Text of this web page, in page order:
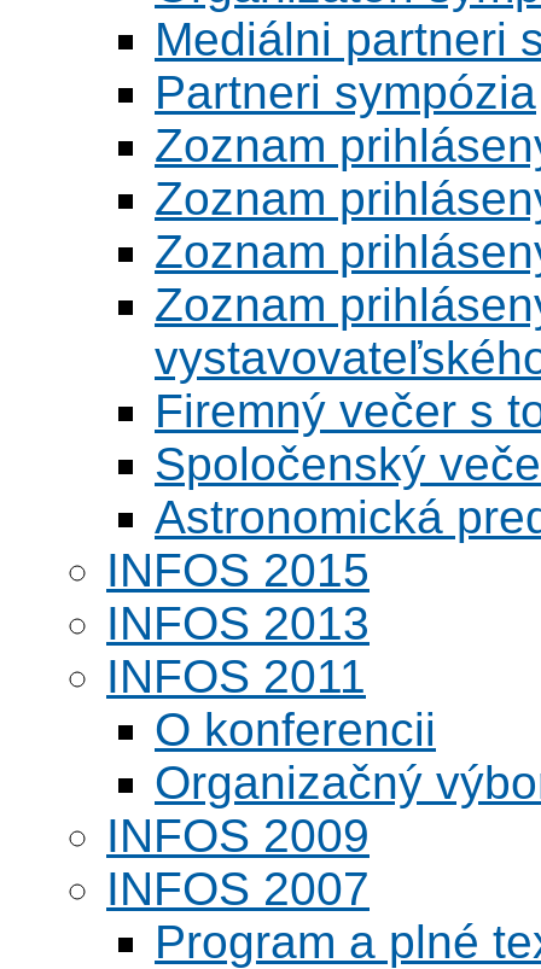
Mediálni partneri
Partneri sympózia
Zoznam
Zoznam
Zoznam
Zoznam
Firemný večer s
Spoločenský
Astronomická
INFOS 2015
INFOS 2013
INFOS 2011
O konferencii
Organizačný
INFOS 2009
INFOS 2007
Program a plné